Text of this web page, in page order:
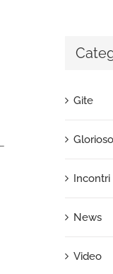
Gite
Incontri
News
Video